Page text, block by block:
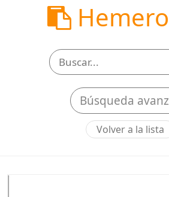
Búsqueda
Volver a la lista